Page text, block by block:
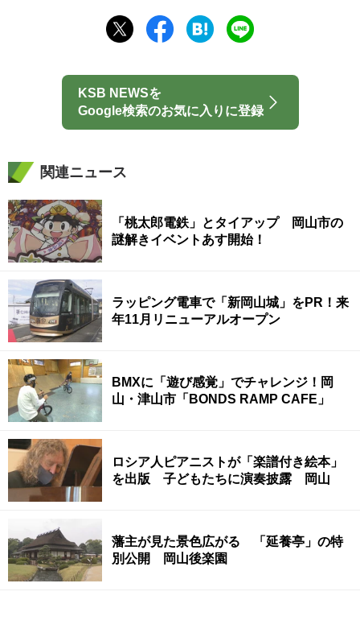
KSB NEWSを
Google検索のお気に入りに登録
関連ニュース
「桃太郎電鉄」とタイアップ 岡山市の
謎解きイベントあす開始！
ラッピング電車で「新岡山城」をPR！来
年11月リニューアルオープン
BMXに「遊び感覚」でチャレンジ！岡
山・津山市「BONDS RAMP CAFE」
ロシア人ピアニストが「楽譜付き絵本」
を出版 子どもたちに演奏披露 岡山
藩主が見た景色広がる 「延養亭」の特
別公開 岡山後楽園